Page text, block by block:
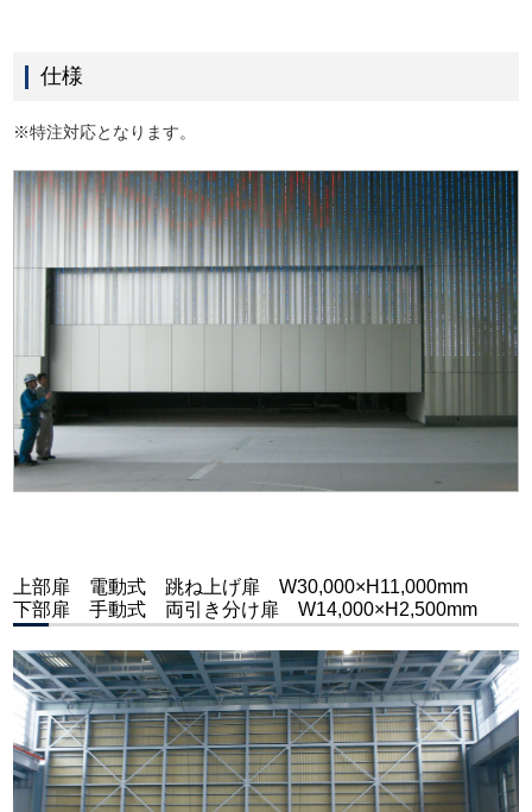
仕様
※特注対応となります。
上部扉 電動式 跳ね上げ扉 W30,000×H11,000mm
下部扉 手動式 両引き分け扉 W14,000×H2,500mm